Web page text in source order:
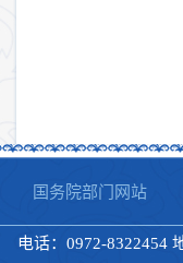
国务院部门网站
电话：0972-8322454